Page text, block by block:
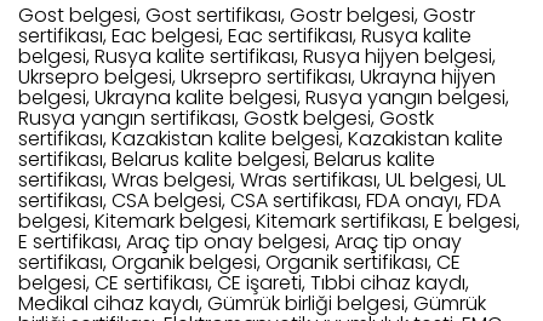
Gost belgesi, Gost sertifikası, Gostr belgesi, Gostr
sertifikası, Eac belgesi, Eac sertifikası, Rusya kalite
belgesi, Rusya kalite sertifikası, Rusya hijyen belgesi,
Ukrsepro belgesi, Ukrsepro sertifikası, Ukrayna hijyen
belgesi, Ukrayna kalite belgesi, Rusya yangın belgesi,
Rusya yangın sertifikası, Gostk belgesi, Gostk
sertifikası, Kazakistan kalite belgesi, Kazakistan kalite
sertifikası, Belarus kalite belgesi, Belarus kalite
sertifikası, Wras belgesi, Wras sertifikası, UL belgesi, UL
sertifikası, CSA belgesi, CSA sertifikası, FDA onayı, FDA
belgesi, Kitemark belgesi, Kitemark sertifikası, E belgesi,
E sertifikası, Araç tip onay belgesi, Araç tip onay
sertifikası, Organik belgesi, Organik sertifikası, CE
belgesi, CE sertifikası, CE işareti, Tıbbi cihaz kaydı,
Medikal cihaz kaydı, Gümrük birliği belgesi, Gümrük